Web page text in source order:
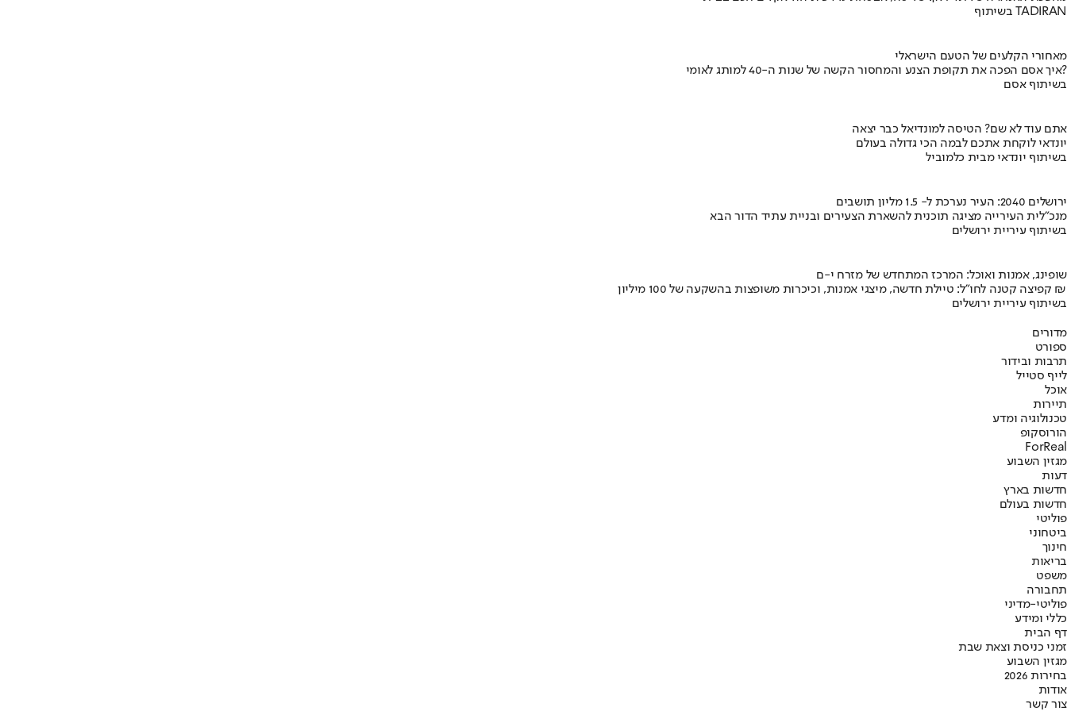
בשיתוף TADIRAN
מאחורי הקלעים של הטעם הישראלי
איך אסם הפכה את תקופת הצנע והמחסור הקשה של שנות ה-40 למותג לאומי?
בשיתוף אסם
אתם עוד לא שם? הטיסה למונדיאל כבר יצאה
יונדאי לוקחת אתכם לבמה הכי גדולה בעולם
בשיתוף יונדאי מבית כלמוביל
ירושלים 2040: העיר נערכת ל- 1.5 מליון תושבים
מנכ"לית העירייה מציגה תוכנית להשארת הצעירים ובניית עתיד הדור הבא
בשיתוף עיריית ירושלים
שופינג, אמנות ואוכל: המרכז המתחדש של מזרח י-ם
קפיצה קטנה לחו"ל: טיילת חדשה, מיצגי אמנות, וכיכרות משופצות בהשקעה של 100 מיליון ₪
בשיתוף עיריית ירושלים
מדורים
ספורט
תרבות ובידור
לייף סטייל
אוכל
תיירות
טכנולוגיה ומדע
הורוסקופ
ForReal
מגזין השבוע
דעות
חדשות בארץ
חדשות בעולם
פוליטי
ביטחוני
חינוך
בריאות
משפט
תחבורה
פוליטי-מדיני
כללי ומידע
דף הבית
זמני כניסת וצאת שבת
מגזין השבוע
בחירות 2026
אודות
צור קשר